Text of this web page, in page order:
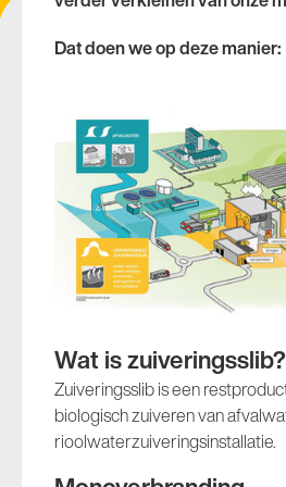
Dat doen we op deze manier:
Wat is zuiveringsslib?
Zuiveringsslib is een
biologisch zuiveren van
rioolwaterzuiveringsinstallatie.